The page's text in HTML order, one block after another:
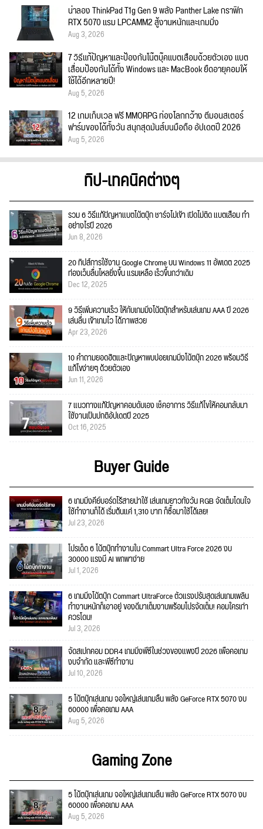
น่าลอง ThinkPad T1g Gen 9 พลัง Panther Lake กราฟิก
RTX 5070 แรม LPCAMM2 สู้งานหนักและเกมมิ่ง
Aug 3, 2026
7 วิธีแก้ปัญหาและป้องกันโน๊ตบุ๊คแบตเสื่อมด้วยตัวเอง แบต
เสื่อมป้องกันได้ทั้ง Windows และ MacBook ยืดอายุคอมให้
ใช้ได้อีกหลายปี!
Aug 5, 2026
12 เกมเก็บเวล ฟรี MMORPG ท่องโลกกว้าง ตีมอนสเตอร์
ฟาร์มของได้ทั้งวัน สนุกสุดมันส์บนมือถือ อัปเดตปี 2026
Aug 5, 2026
ทิป-เทคนิคต่างๆ
รวม 6 วิธีแก้ปัญหาแบตโน้ตบุ๊ก ชาร์จไม่เข้า เปิดไม่ติด แบตเสื่อม ทำ
อย่างไรปี 2026
Jun 8, 2026
20 ทิปส์การใช้งาน Google Chrome บน Windows 11 อัพเดต 2025
ท่องเว็บลื่นไหลยิ่งขึ้น แรมเหลือ เร็วขึ้นกว่าเดิม
Dec 12, 2025
9 วิธีเพิ่มความเร็ว ให้กับเกมมิ่งโน้ตบุ๊กสำหรับเล่นเกม AAA ปี 2026
เล่นลื่น เข้าเกมไว ได้ภาพสวย
Apr 23, 2026
10 คำถามยอดฮิตและปัญหาพบบ่อยเกมมิ่งโน้ตบุ๊ก 2026 พร้อมวิธี
แก้ไขง่ายๆ ด้วยตัวเอง
Jun 11, 2026
7 แนวทางแก้ปัญหาคอมดับเอง เช็คอาการ วิธีแก้ไขให้คอมกลับมา
ใช้งานเป็นปกติอัปเดตปี 2025
Oct 16, 2025
Buyer Guide
6 เกมมิ่งคีย์บอร์ดไร้สายน่าใช้ เล่นเกมยาวทั้งวัน RGB จัดเต็มโดนใจ
ใช้ทำงานก็ได้ เริ่มต้นแค่ 1,310 บาท ก็ซื้อมาใช้ได้เลย!
Jul 23, 2026
โปรเด็ด 6 โน้ตบุ๊กทำงานใน Commart Ultra Force 2026 งบ
30000 แรงมี AI พกพาง่าย
Jul 1, 2026
6 เกมมิ่งโน้ตบุ๊ก Commart UltraForce ตัวแรงปรับสุดเล่นเกมเพลิน
ทำงานหนักก็เอาอยู่ ของดีมาเต็มงานพร้อมโปรจัดเต็ม! คอมใครเก่า
ควรโดน!
Jul 3, 2026
จัดสเปกคอม DDR4 เกมมิ่งพีซีในช่วงของแพงปี 2026 เพื่อคอเกม
งบจำกัด และพีซีทำงาน
Jul 10, 2026
5 โน้ตบุ๊กเล่นเกม จอใหญ่เล่นเกมลื่น พลัง GeForce RTX 5070 งบ
60000 เพื่อคอเกม AAA
Aug 5, 2026
Gaming Zone
5 โน้ตบุ๊กเล่นเกม จอใหญ่เล่นเกมลื่น พลัง GeForce RTX 5070 งบ
60000 เพื่อคอเกม AAA
Aug 5, 2026